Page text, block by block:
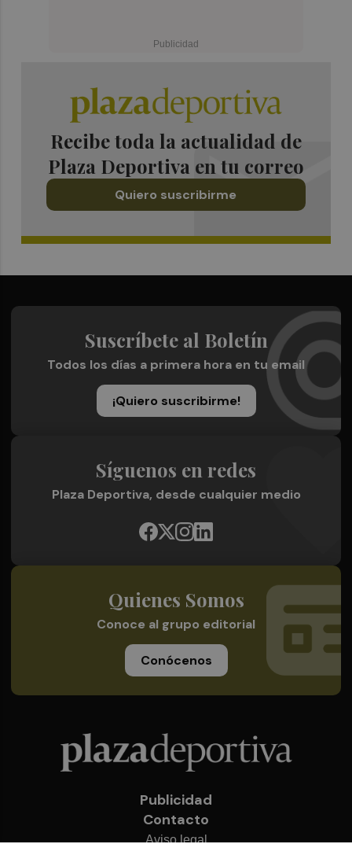
Recibe toda la actualidad de
Plaza Deportiva en tu correo
Quiero suscribirme
Suscríbete al Boletín
Todos los días a primera hora en tu email
¡Quiero suscribirme!
Síguenos en redes
Plaza Deportiva, desde cualquier medio
Quienes Somos
Conoce al grupo editorial
Conócenos
Publicidad
Contacto
Aviso legal